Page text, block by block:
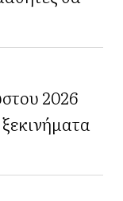
2026